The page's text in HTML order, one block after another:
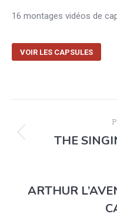
16 montages vidéos de
VOIR LES CAPSULES
THE
ARTHUR